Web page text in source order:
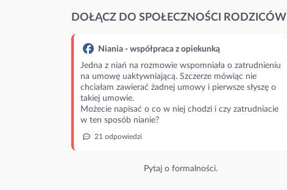
DOŁĄCZ DO SPOŁECZNOŚCI RODZICÓW
Niania - współpraca z opiekunką
Jedna z niań na rozmowie wspomniała o zatrudnieniu
na umowę uaktywniającą. Szczerze mówiąc nie
chciałam zawierać żadnej umowy i pierwsze słyszę o
takiej umowie.
Możecie napisać o co w niej chodzi i czy zatrudniacie
w ten sposób nianie?
21 odpowiedzi
Pytaj o formalności.